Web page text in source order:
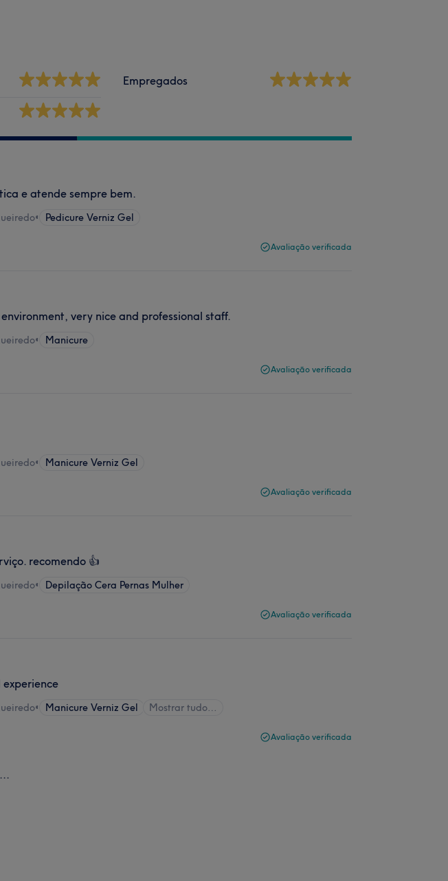
Empregados
e atende sempre bem.
• Pedicure Verniz Gel
Avaliação verificada
very nice and professional staff.
• Manicure
Avaliação verificada
• Manicure Verniz Gel
Avaliação verificada
recomendo 👍
• Depilação Cera Pernas Mulher
Avaliação verificada
• Manicure Verniz Gel Mostrar tudo…
Avaliação verificada